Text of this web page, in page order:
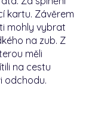
kartu. Závěrem
mohly vybrat
na zub. Z
měli
na cestu
odchodu.